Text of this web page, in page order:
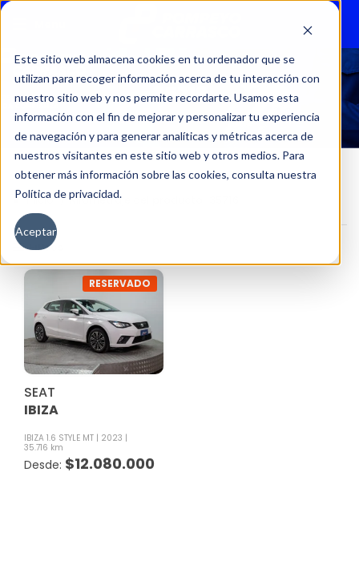
Este sitio web almacena cookies en tu ordenador que se
utilizan para recoger información acerca de tu interacción con
nuestro sitio web y nos permite recordarte. Usamos esta
información con el fin de mejorar y personalizar tu experiencia
de navegación y para generar analíticas y métricas acerca de
nuestros visitantes en este sitio web y otros medios. Para
obtener más información sobre las cookies, consulta nuestra
Política de privacidad.
Aceptar
35716
Inicio Kilometraje del producto
Filtros
RESERVADO
SEAT
IBIZA
IBIZA 1.6 STYLE MT
2023
35.716 km
$12.080.000